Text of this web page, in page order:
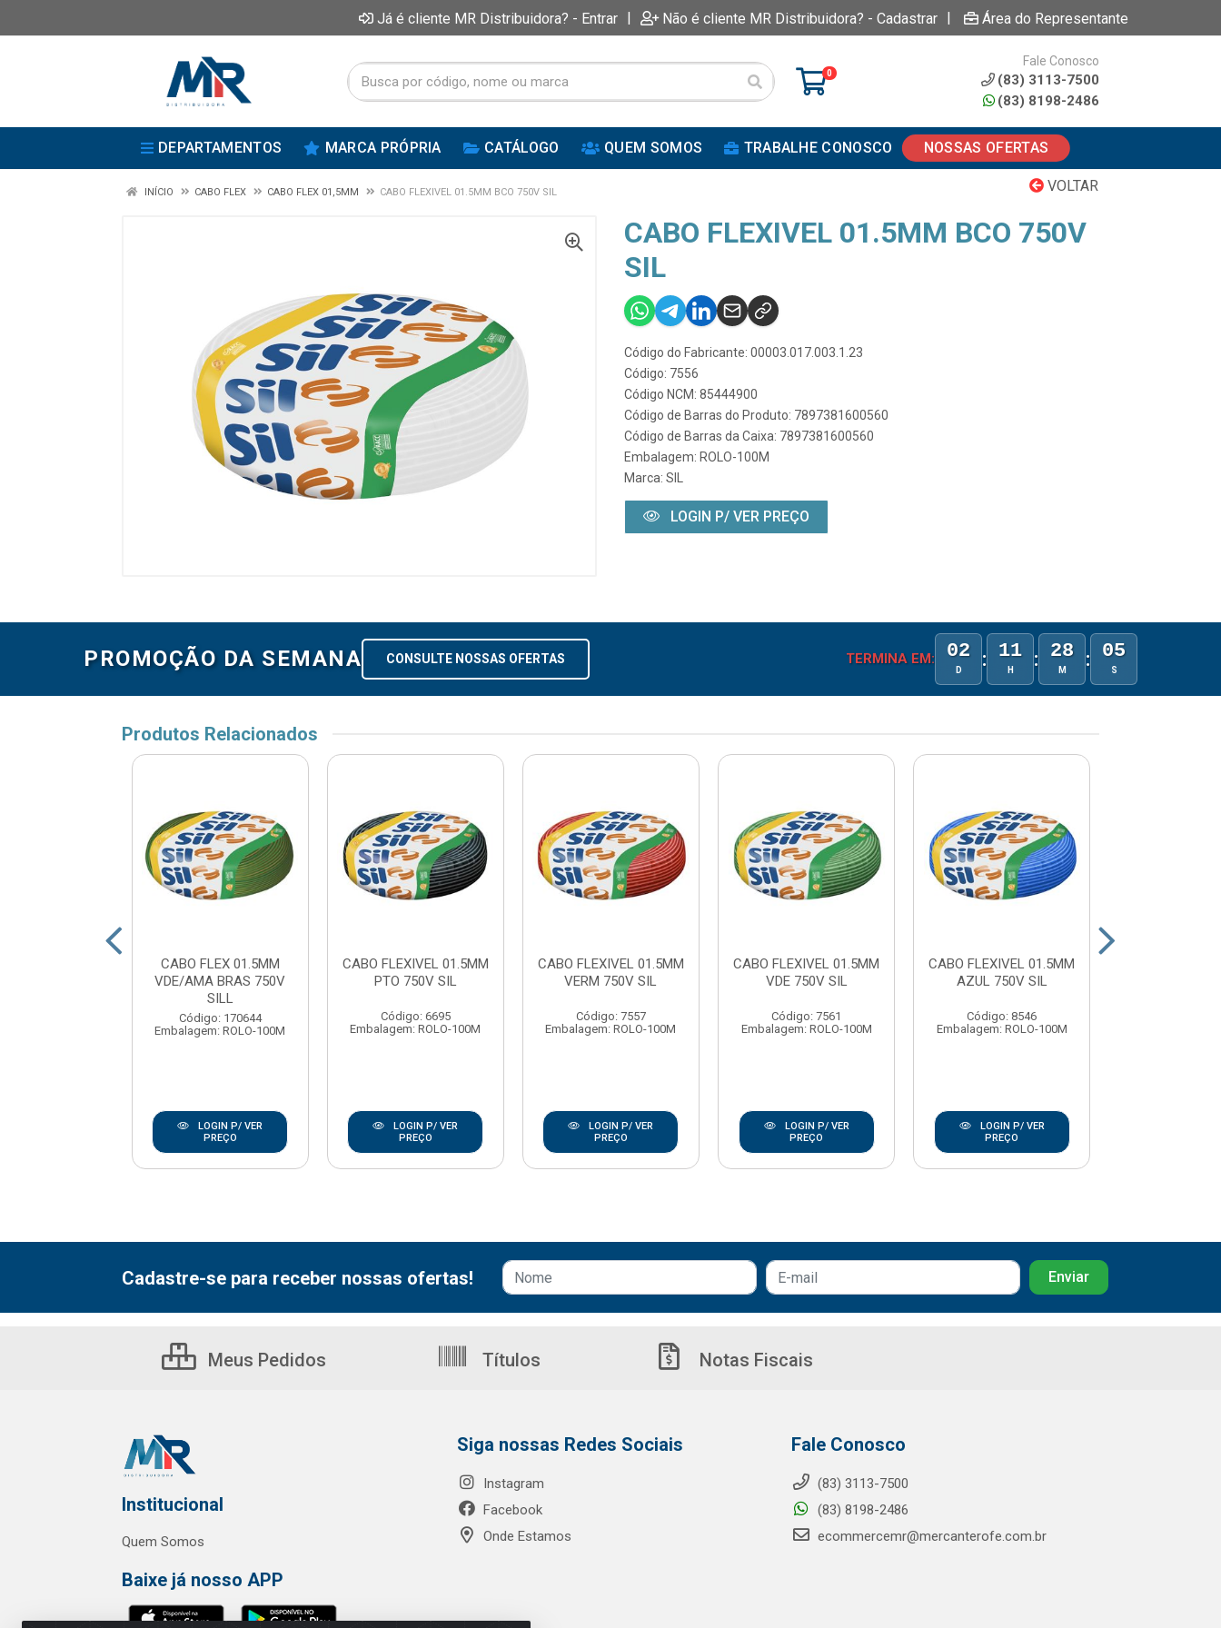
Já é cliente MR Distribuidora? - Entrar | Não é cliente MR Distribuidora? - Cadastrar | Área do Representante
0
Fale Conosco
(83) 3113-7500
(83) 8198-2486
DEPARTAMENTOS MARCA PRÓPRIA CATÁLOGO QUEM SOMOS TRABALHE CONOSCO NOSSAS OFERTAS
VOLTAR
INÍCIO CABO FLEX CABO FLEX 01,5MM CABO FLEXIVEL 01.5MM BCO 750V SIL
CABO FLEXIVEL 01.5MM BCO 750V
SIL
Código do Fabricante: 00003.017.003.1.23
Código: 7556
Código NCM: 85444900
Código de Barras do Produto: 7897381600560
Código de Barras da Caixa: 7897381600560
Embalagem: ROLO-100M
Marca: SIL
LOGIN P/ VER PREÇO
PROMOÇÃO DA SEMANA CONSULTE NOSSAS OFERTAS TERMINA EM: 02
D : 11
H : 28
M : 04
S
Produtos Relacionados
CABO FLEX 01.5MM
VDE/AMA BRAS 750V
SILL
Código: 170644
Embalagem: ROLO-100M
LOGIN P/ VER
PREÇO
CABO FLEXIVEL 01.5MM
PTO 750V SIL
Código: 6695
Embalagem: ROLO-100M
LOGIN P/ VER
PREÇO
CABO FLEXIVEL 01.5MM
VERM 750V SIL
Código: 7557
Embalagem: ROLO-100M
LOGIN P/ VER
PREÇO
CABO FLEXIVEL 01.5MM
VDE 750V SIL
Código: 7561
Embalagem: ROLO-100M
LOGIN P/ VER
PREÇO
CABO FLEXIVEL 01.5MM
AZUL 750V SIL
Código: 8546
Embalagem: ROLO-100M
LOGIN P/ VER
PREÇO
Cadastre-se para receber nossas ofertas!
Meus Pedidos Títulos Notas Fiscais
Institucional
Quem Somos
Baixe já nosso APP
Siga nossas Redes Sociais
Instagram
Facebook
Onde Estamos
Fale Conosco
(83) 3113-7500
(83) 8198-2486
ecommercemr@mercanterofe.com.br